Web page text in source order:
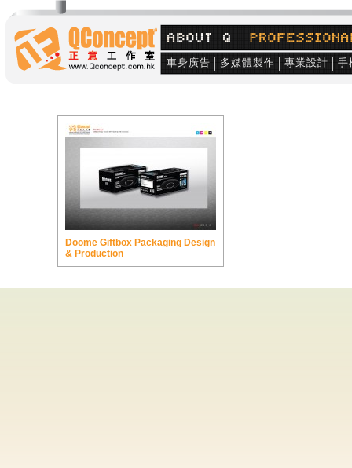
車身廣告 多媒體製作 專業設計 手
Doome Giftbox Packaging Design
& Production